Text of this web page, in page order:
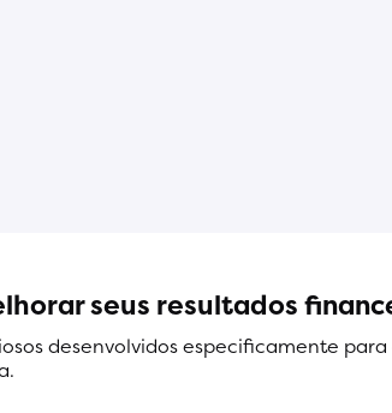
seus resultados
desenvolvidos especificamente